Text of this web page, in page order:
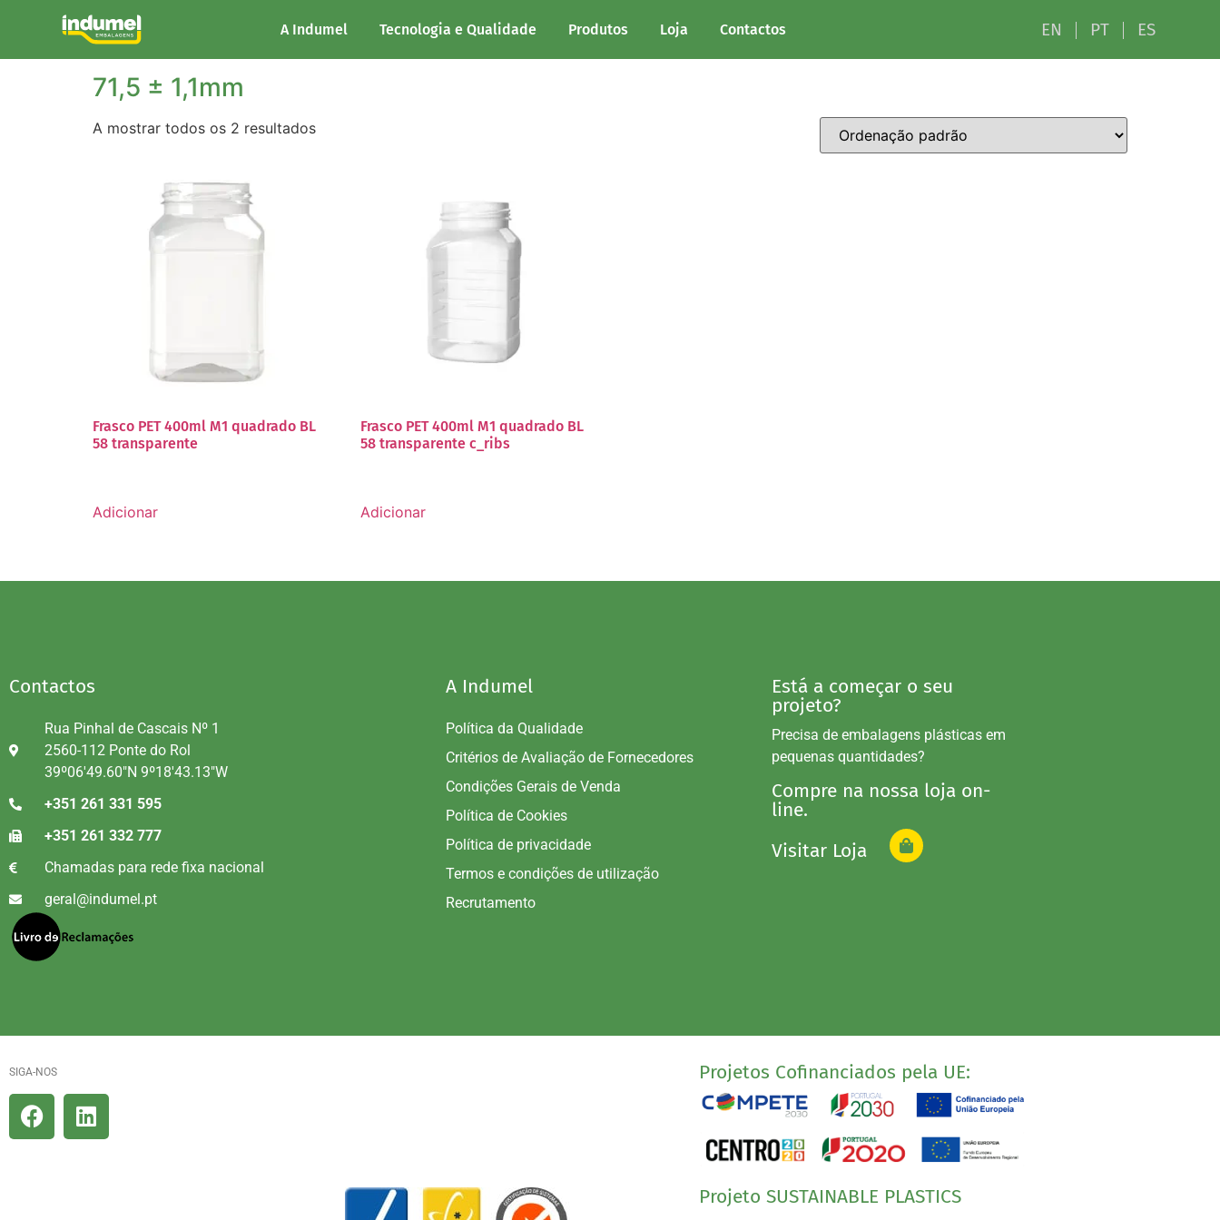
A Indumel Tecnologia e Qualidade Produtos Loja Contactos EN PT ES
/ Largura do produto / 71,5 ± 1,1mm
71,5 ± 1,1mm
A mostrar todos os 2 resultados
Frasco PET 400ml M1 quadrado BL
58 transparente
Adicionar
Frasco PET 400ml M1 quadrado BL
58 transparente c_ribs
Adicionar
Contactos
Rua Pinhal de Cascais Nº 1
2560-112 Ponte do Rol
39º06'49.60"N 9º18'43.13"W
+351 261 331 595
+351 261 332 777
Chamadas para rede fixa nacional
geral@indumel.pt
A Indumel
Política da Qualidade
Critérios de Avaliação de Fornecedores
Condições Gerais de Venda
Política de Cookies
Política de privacidade
Termos e condições de utilização
Recrutamento
Está a começar o seu
projeto?
Precisa de embalagens plásticas em
pequenas quantidades?
Compre na nossa loja on-
line.
Visitar Loja
SIGA-NOS Projetos Cofinanciados pela UE:
Projeto SUSTAINABLE PLASTICS